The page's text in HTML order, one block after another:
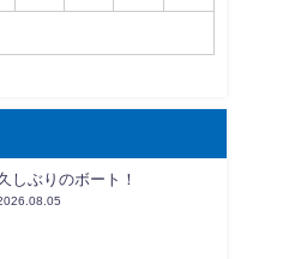
しぶりのボート！